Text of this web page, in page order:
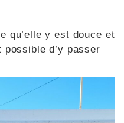
qu’elle y est douce et
d’y passer